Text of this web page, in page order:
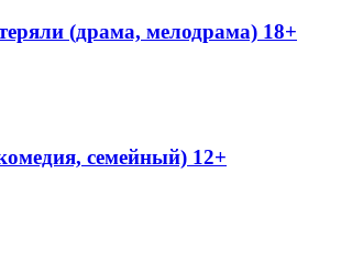
(драма, мелодрама) 18+
семейный) 12+